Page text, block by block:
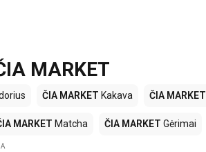
MARKET
ČIA MARKET Kakava ČIA MARKET
MARKET Matcha ČIA MARKET Gėrimai